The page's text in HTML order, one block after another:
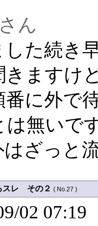
ん
した続き
きますけ
番に外で
は無いで
はざっと
スレ その２ ( No.27 )
02 07:19